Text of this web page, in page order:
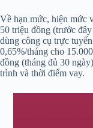
Về hạn mức, hiện mức
50 triệu đồng (trước
dùng công cụ trực
0,65%/tháng cho
đồng (tháng đủ 30
trình và thời điểm vay.